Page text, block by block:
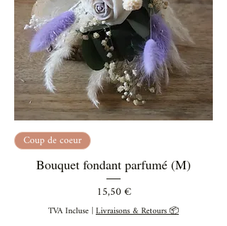
Coup de coeur
Bouquet fondant parfumé (M)
Prix
15,50 €
TVA Incluse|Livraisons & Retours 📦